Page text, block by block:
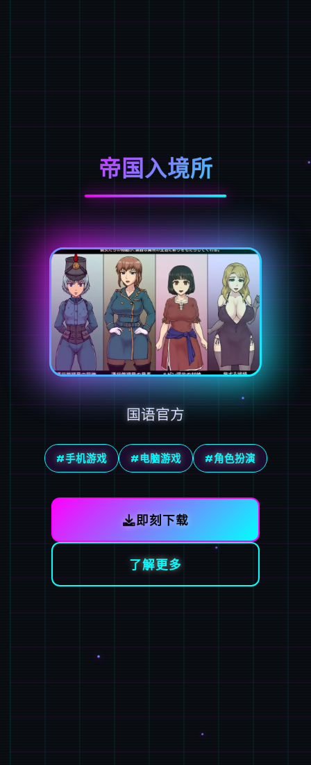
帝国入境所
国语官方
#手机游戏 #电脑游戏 #角色扮演
即刻下载
了解更多